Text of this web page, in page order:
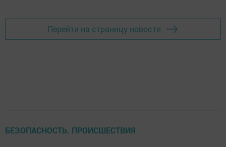
Перейти на страницу новости
БЕЗОПАСНОСТЬ. ПРОИСШЕСТВИЯ